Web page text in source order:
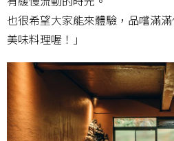
也很希望大家能來體驗，品嚐滿
美味料理喔！」